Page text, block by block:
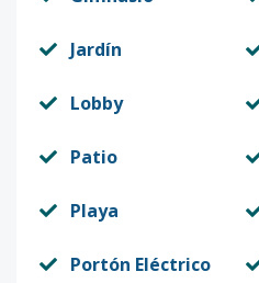
Jardín
Lobby
Patio
Playa
Portón Eléctrico